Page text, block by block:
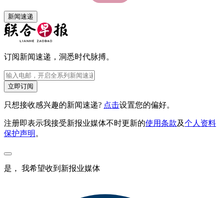
新闻速递
订阅新闻速递，洞悉时代脉搏。
立即订阅
只想接收感兴趣的新闻速递? 点击设置您的偏好。
注册即表示我接受新报业媒体不时更新的使用条款及个人资料
保护声明 。
是， 我希望收到新报业媒体